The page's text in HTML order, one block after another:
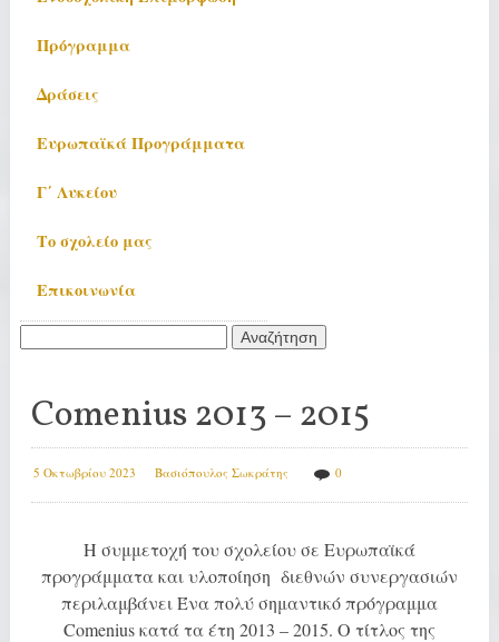
Πρόγραμμα
Δράσεις
Ευρωπαϊκά Προγράμματα
Γ΄ Λυκείου
Το σχολείο μας
Επικοινωνία
Αναζήτηση
Comenius 2013 – 2015
5 Οκτωβρίου 2023 Βασιόπουλος Σωκράτης 0
Η συμμετοχή του σχολείου σε Ευρωπαϊκά
προγράμματα και υλοποίηση διεθνών συνεργασιών
περιλαμβάνει Ένα πολύ σημαντικό πρόγραμμα
Comenius κατά τα έτη 2013 – 2015. Ο τίτλος της